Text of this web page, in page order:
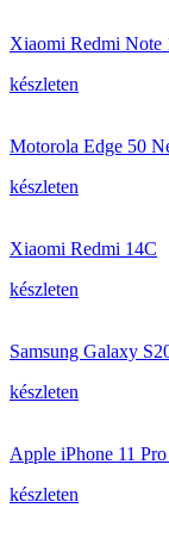
Xiaomi Redmi Note
készleten
Motorola Edge 50
készleten
Xiaomi Redmi 14C
készleten
Samsung Galaxy
készleten
Apple iPhone 11
készleten